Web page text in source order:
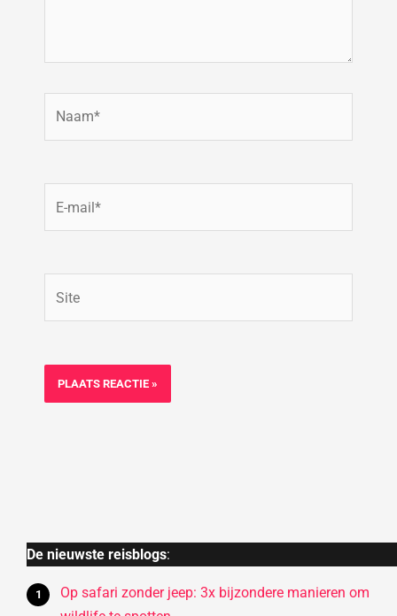
De nieuwste reisblogs:
Op safari zonder jeep: 3x bijzondere manieren om